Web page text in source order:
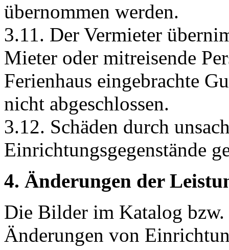
übernommen werden.
3.11. Der Vermieter
Mieter oder mitreisende
Ferienhaus eingebrachte
nicht abgeschlossen.
3.12. Schäden durch
Einrichtungsgegenstände
4. Änderungen der
Die Bilder im Katalog bzw.
Änderungen von